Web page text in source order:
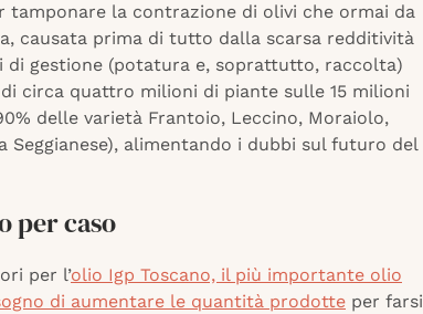
tamponare la contrazione di olivi che ormai da
causata prima di tutto dalla scarsa redditività
gestione (potatura e, soprattutto, raccolta)
circa quattro milioni di piante sulle 15 milioni
delle varietà Frantoio, Leccino, Moraiolo,
Seggianese), alimentando i dubbi sul futuro del
per caso
per l’olio Igp Toscano, il più importante olio
di aumentare le quantità prodotte per farsi